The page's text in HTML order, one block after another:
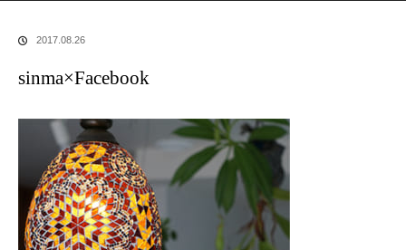
2017.08.26
sinma×Facebook